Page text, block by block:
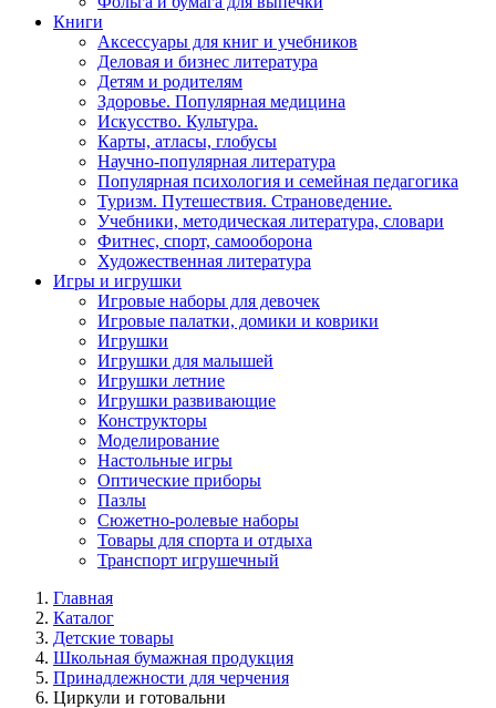
Книги
Аксессуары для книг и учебников
Деловая и бизнес литература
Детям и родителям
Здоровье. Популярная медицина
Искусство. Культура.
Карты, атласы, глобусы
Научно-популярная литература
Популярная психология и семейная педагогика
Туризм. Путешествия. Страноведение.
Учебники, методическая литература, словари
Фитнес, спорт, самооборона
Художественная литература
Игры и игрушки
Игровые наборы для девочек
Игровые палатки, домики и коврики
Игрушки
Игрушки для малышей
Игрушки летние
Игрушки развивающие
Конструкторы
Моделирование
Настольные игры
Оптические приборы
Пазлы
Сюжетно-ролевые наборы
Товары для спорта и отдыха
Транспорт игрушечный
Главная
Каталог
Детские товары
Школьная бумажная продукция
Принадлежности для черчения
Циркули и готовальни